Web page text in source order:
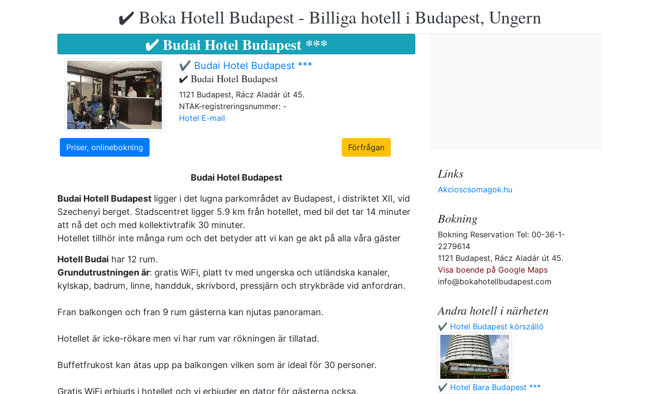
✔️ Boka Hotell Budapest - Billiga hotell i Budapest, Ungern
✔️ Budai Hotel Budapest ***
✔️ Budai Hotel Budapest ***
✔️ Budai Hotel Budapest
1121 Budapest, Rácz Aladár út 45.
NTAK-registreringsnummer: -
Hotel E-mail
Priser, onlinebokning Förfrågan
Budai Hotel Budapest
Budai Hotell Budapest ligger i det lugna parkområdet av Budapest, i distriktet XII, vid
Szechenyi berget. Stadscentret ligger 5.9 km från hotellet, med bil det tar 14 minuter
att nå det och med kollektivtrafik 30 minuter.
Hotellet tillhör inte många rum och det betyder att vi kan ge akt på alla våra gäster
Hotell Budai har 12 rum.
Grundutrustningen är: gratis WiFi, platt tv med ungerska och utländska kanaler,
kylskap, badrum, linne, handduk, skrivbord, pressjärn och strykbräde vid anfordran.
Fran balkongen och fran 9 rum gästerna kan njutas panoraman.
Hotellet är icke-rökare men vi har rum var rökningen är tillatad.
Buffetfrukost kan ätas upp pa balkongen vilken som är ideal för 30 personer.
Gratis WiFi erbjuds i hotellet och vi erbjuder en dator för gästerna ocksa.
Links
Akcioscsomagok.hu
Bokning
Bokning Reservation Tel: 00-36-1-
2279614
1121 Budapest, Rácz Aladár út 45.
Visa boende på Google Maps
info@bokahotellbudapest.com
Andra hotell i närheten
✔️ Hotel Budapest körszálló
✔️ Hotel Bara Budapest ***